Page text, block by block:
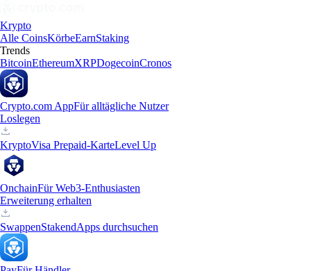
Krypto
Alle CoinsKörbeEarnStaking
Trends
BitcoinEthereumXRPDogecoinCronos
Crypto.com AppFür alltägliche Nutzer
Loslegen
KryptoVisa Prepaid-KarteLevel Up
OnchainFür Web3-Enthusiasten
Erweiterung erhalten
SwappenStakendApps durchsuchen